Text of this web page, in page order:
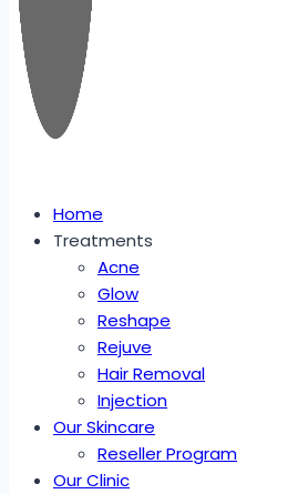
Home
Treatments
Acne
Glow
Reshape
Rejuve
Hair Removal
Injection
Our Skincare
Reseller Program
Our Clinic